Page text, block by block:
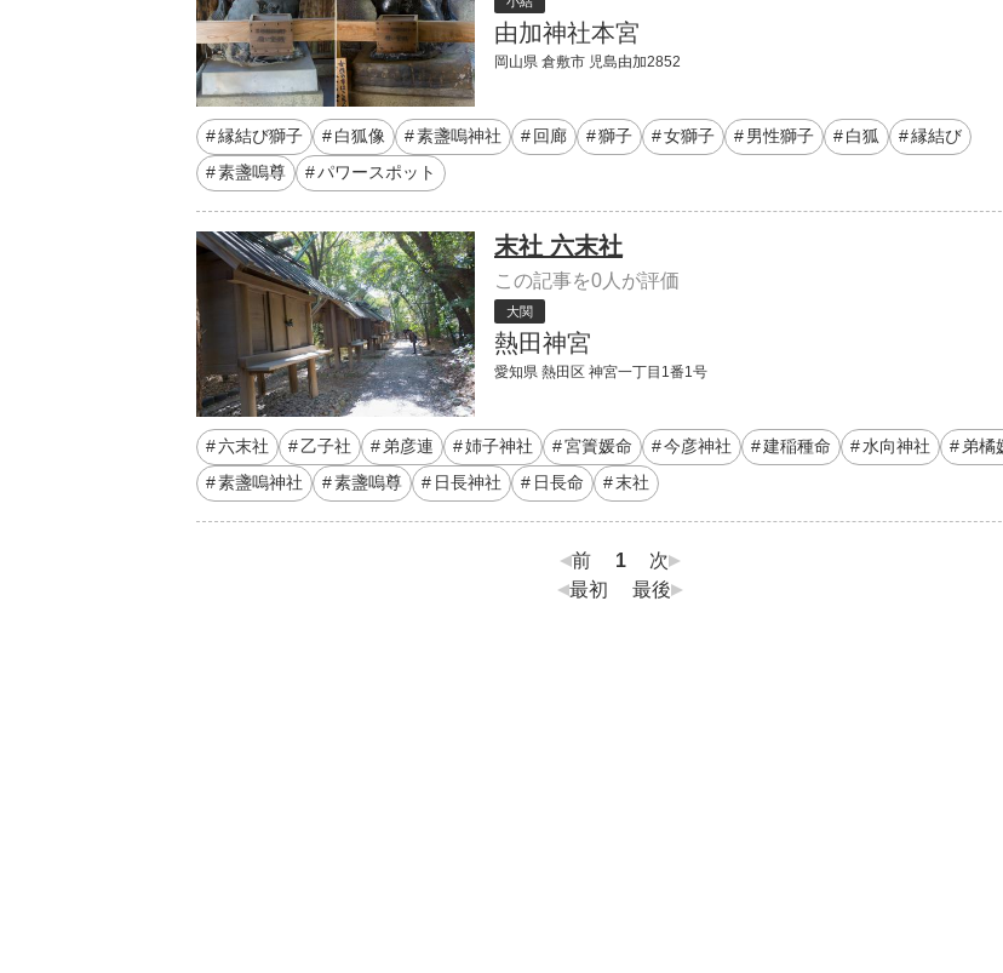
由加神社本宮
岡山県 倉敷市 児島由加2852
縁結び獅子 白狐像 素盞嗚神社 回廊 獅子 女獅子 男性獅子 白狐
縁結び
素盞嗚尊
パワースポット
末社 六末社
この記事を0人が評価
大関
熱田神宮
愛知県 熱田区 神宮一丁目1番1号
六末社 乙子社 弟彦連 姉子神社 宮簀媛命 今彦神社 建稲種命 水向神社
弟橘
素盞嗚神社
素盞嗚尊 日長神社 日長命 末社
前 1
次
最初
最後